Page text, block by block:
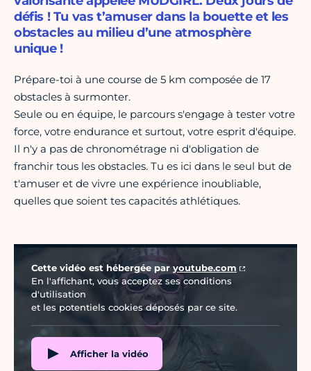
défis ! Tu vas t’amuser dans la bouette et les
obstacles au milieu d’une atmosphère
unique !
Prépare-toi à une course de 5 km composée de 17
obstacles à surmonter.
Seule ou en équipe, le parcours s'engage à tester votre
force, votre endurance et surtout, votre esprit d'équipe.
Il n'y a pas de chronométrage ni d'obligation de
franchir tous les obstacles. Tu es ici dans le seul but de
t'amuser et de vivre une expérience inoubliable,
quelles que soient tes capacités athlétiques.
Vidéo Youtube
Cette vidéo est hébergée par youtube.com
En l'affichant, vous acceptez ses conditions
d'utilisation
et les potentiels cookies déposés par ce site.
Afficher la vidéo